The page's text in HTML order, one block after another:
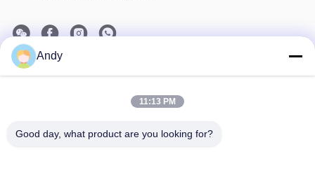
Onze Nieuwsbrief
Abonneer u op onze nieuwsbrief voor kortingen en meer.
Andy
11:13 PM
Good day, what product are you looking for?